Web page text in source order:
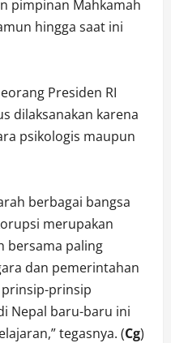
pimpinan Mahkamah
hingga saat ini
Presiden RI
dilaksanakan karena
psikologis maupun
berbagai bangsa
merupakan
bersama paling
dan pemerintahan
prinsip
Nepal baru-baru ini
tegasnya. (Cg)